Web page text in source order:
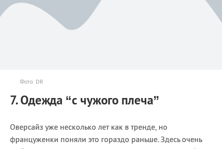
Фото: DR
7. Одежда “с чужого плеча”
Оверсайз уже несколько лет как в тренде, но
француженки поняли это гораздо раньше. Здесь очень